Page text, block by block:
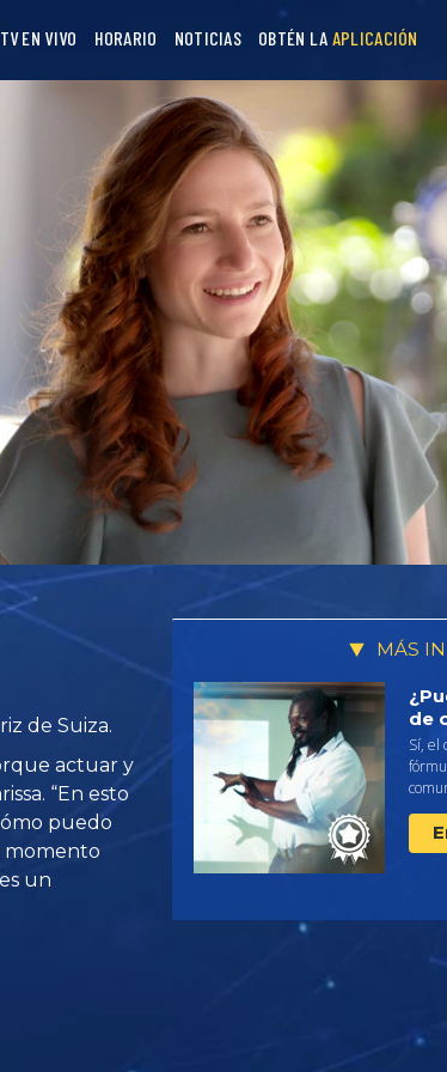
TV EN VIVO HORARIO NOTICIAS OBTÉN LA APLICACIÓN
de Suiza.
actuar y
“En esto
puedo
momento
un
MÁS
de
Sí, el